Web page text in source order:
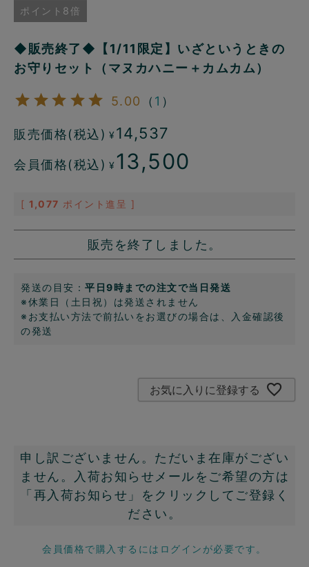
ポイント8倍
◆販売終了◆【1/11限定】いざというときの
お守りセット（マヌカハニー＋カムカム）
5.00 （ 1 ）
販売価格(税込) ¥ 14,537
会員価格(税込) ¥ 13,500
[ 1,077 ポイント進呈 ]
販売を終了しました。
発送の目安： 平日9時までの注文で当日発送
※休業日（土日祝）は発送されません
※お支払い方法で前払いをお選びの場合は、入金確認後
の発送
お気に入りに登録する
申し訳ございません。ただいま在庫がござい
ません。入荷お知らせメールをご希望の方は
「再入荷お知らせ」をクリックしてご登録く
ださい。
会員価格で購入するにはログインが必要です。